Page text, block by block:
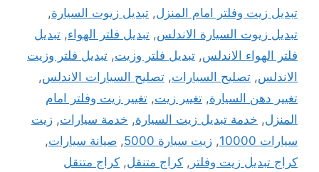
تبديل زيت وفلتر امام المنزل, تبديل زيوت السيارة,
تبديل زيوت السيارة الاندلس, تبديل فلتر الهواء, تبديل
فلتر الهواء الاندلس, تبديل فلتر وزيت, تبديل فلتر وزيت
الاندلس, تصليح السيارات, تصليح السيارات الاندلس,
تغيير دهن السيارة, تغيير زيت, تغيير زيت وفلتر امام
المنزل, خدمة تبديل زيت السيارة, خدمة سيارات, زيت
سيارات 10000
, زيت سيارة 5000 , صيانة سيارات,
كراج تبديل زيت وفلتر , كراج متنقل, كراج متنقل